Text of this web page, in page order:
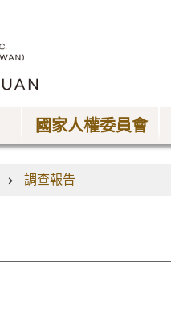
國家人權委員會
調查報告